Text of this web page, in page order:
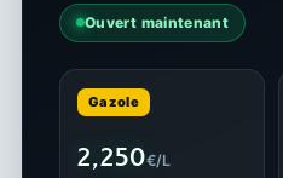
Ouvert maintenant
Gazole
2,250€/L